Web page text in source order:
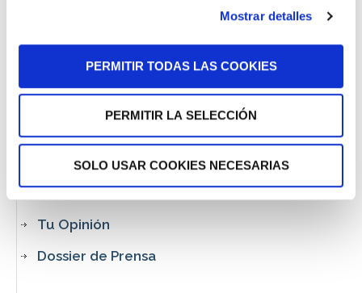
Mostrar detalles
PERMITIR TODAS LAS COOKIES
PERMITIR LA SELECCIÓN
SOLO USAR COOKIES NECESARIAS
Especial CNP y Policía Local
Especial Funcionarios de Prisiones
Nuestras Sentencias
Áreas de Práctica
Tu Opinión
Dossier de Prensa